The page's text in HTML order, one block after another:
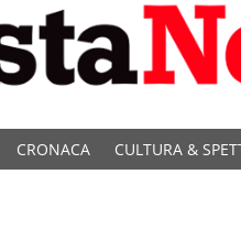
CRONACA CULTURA &